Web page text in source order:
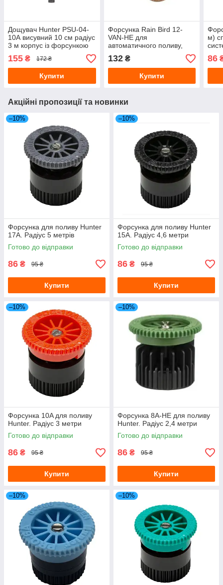
Дощувач Hunter PSU-04-
10А висувний 10 см радіус
3 м корпус із форсункою
для автоматичного поливу
155 ₴ 172 ₴
Купити
Форсунка Rain Bird 12-
VAN-HE для
автоматичного поливу,
радіус поливу 3,7 метра
132₴
Купити
м)
86
Акційні пропозиції та новинки
–10%
Форсунка для поливу Hunter
17A. Радіус 5 метрів
Готово до відправки
86 ₴ 95 ₴
Купити
–10%
Форсунка для поливу Hunter
15A. Радіус 4,6 метри
Готово до відправки
86 ₴ 95 ₴
Купити
–10%
Форсунка 10A для поливу
Hunter. Радіус 3 метри
Готово до відправки
86 ₴ 95 ₴
Купити
–10%
Форсунка 8A-HE для поливу
Hunter. Радіус 2,4 метри
Готово до відправки
86 ₴ 95 ₴
Купити
–10% –10%